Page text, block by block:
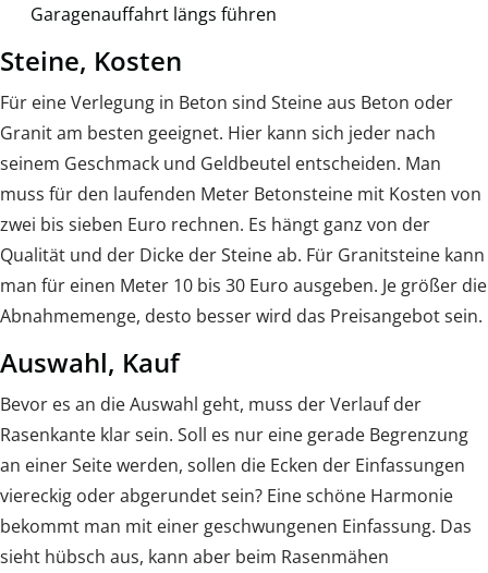
Garagenauffahrt längs führen
Steine, Kosten
Für eine Verlegung in Beton sind Steine aus Beton oder
Granit am besten geeignet. Hier kann sich jeder nach
seinem Geschmack und Geldbeutel entscheiden. Man
muss für den laufenden Meter Betonsteine mit Kosten von
zwei bis sieben Euro rechnen. Es hängt ganz von der
Qualität und der Dicke der Steine ab. Für Granitsteine kann
man für einen Meter 10 bis 30 Euro ausgeben. Je größer die
Abnahmemenge, desto besser wird das Preisangebot sein.
Auswahl, Kauf
Bevor es an die Auswahl geht, muss der Verlauf der
Rasenkante klar sein. Soll es nur eine gerade Begrenzung
an einer Seite werden, sollen die Ecken der Einfassungen
viereckig oder abgerundet sein? Eine schöne Harmonie
bekommt man mit einer geschwungenen Einfassung. Das
sieht hübsch aus, kann aber beim Rasenmähen